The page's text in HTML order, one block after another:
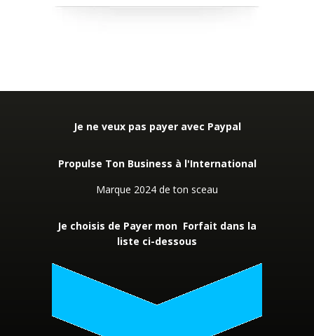
Je ne veux pas payer avec Paypal
Propulse Ton Business à l'International
Marque 2024 de ton sceau
Je choisis de Payer mon Forfait dans la
liste ci-dessous